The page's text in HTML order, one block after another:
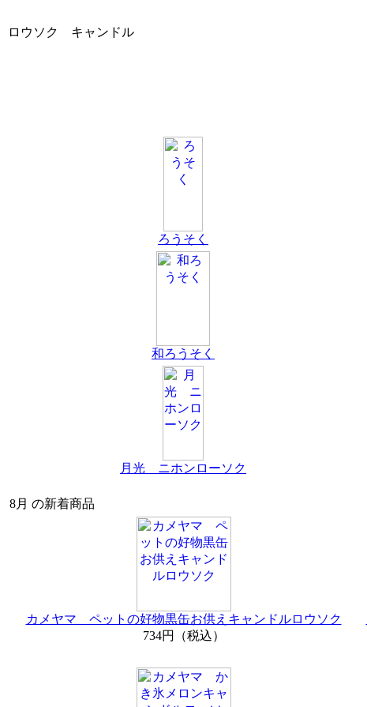
ロウソク キャンドル
ろうそく
和ろうそく
月光 ニホンローソク
8月 の新着商品
カメヤマ ペットの好物黒缶お供えキャンドルロウソク
734円（税込）